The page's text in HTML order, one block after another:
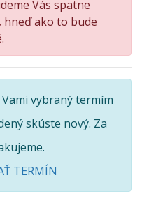
Vás spätne
ako to bude
vybraný termím
skúste nový. Za
TERMÍN